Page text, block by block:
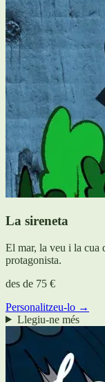
La sireneta
El mar, la veu i la cua
protagonista.
des de 75 €
Personalitzeu-lo →
Llegiu-ne més